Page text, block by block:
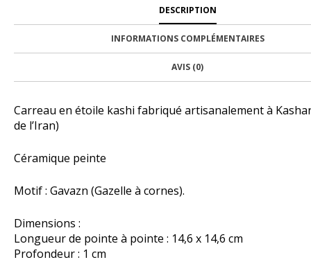
DESCRIPTION
INFORMATIONS COMPLÉMENTAIRES
AVIS (0)
Carreau en étoile kashi fabriqué artisanalement à
de l’Iran)
Céramique peinte
Motif : Gavazn (Gazelle à cornes).
Dimensions :
Longueur de pointe à pointe : 14,6 x 14,6 cm
Profondeur : 1 cm